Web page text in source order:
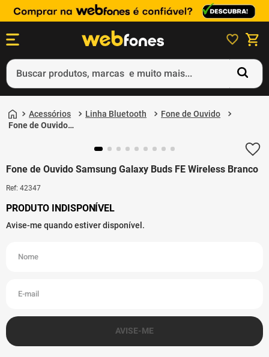
Buscar produtos, marcas e muito mais...
Acessórios Linha Bluetooth
Fone de Ouvido
Fone de Ouvido
Fone de Ouvido Samsung Galaxy Buds FE Wireless Branco
Ref: 42347
1º
ps5
3º
ps4
4º
smartphone
5º notebook